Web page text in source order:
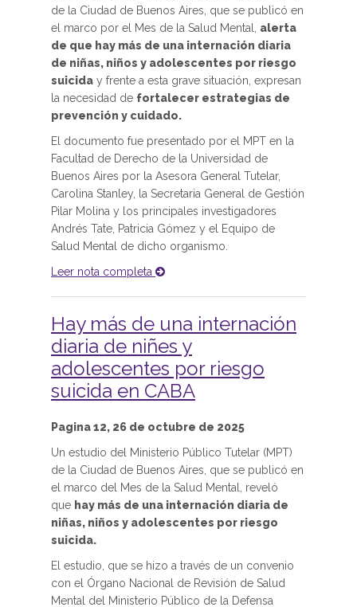
de la Ciudad de Buenos Aires, que se publicó en
el marco por el Mes de la Salud Mental, alerta
de que hay más de una internación diaria
de niñas, niños y adolescentes por riesgo
suicida y frente a esta grave situación, expresan
la necesidad de fortalecer estrategias de
prevención y cuidado.
El documento fue presentado por el MPT en la
Facultad de Derecho de la Universidad de
Buenos Aires por la Asesora General Tutelar,
Carolina Stanley, la Secretaria General de Gestión
Pilar Molina y los principales investigadores
Andrés Tate, Patricia Gómez y el Equipo de
Salud Mental de dicho organismo.
Leer nota completa
Hay más de una internación
diaria de niñes y
adolescentes por riesgo
suicida en CABA
Pagina 12, 26 de octubre de 2025
Un estudio del Ministerio Público Tutelar (MPT)
de la Ciudad de Buenos Aires, que se publicó en
el marco del Mes de la Salud Mental, reveló
que hay más de una internación diaria de
niñas, niños y adolescentes por riesgo
suicida.
El estudio, que se hizo a través de un convenio
con el Órgano Nacional de Revisión de Salud
Mental del Ministerio Público de la Defensa